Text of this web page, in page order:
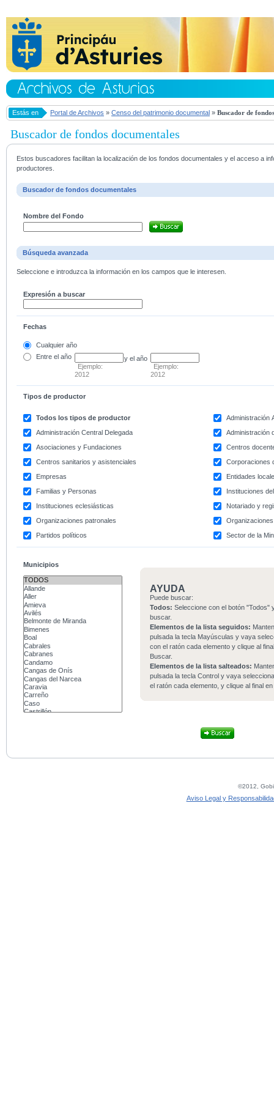
Estás en Portal de Archivos » Censo del patrimonio documental » Buscador de
Buscador de fondos documentales
Estos buscadores facilitan la localización de los fondos documentales y el acceso a
productores.
Buscador de fondos documentales
Nombre del Fondo
Búsqueda avanzada
Seleccione e introduzca la información en los campos que le interesen.
Expresión a buscar
Fechas
Cualquier año
Entre el año
Ejemplo:
2012
y el año
Ejemplo:
2012
Tipos de productor
Todos los tipos de productor
Administración
Administración Central Delegada
Administración
Asociaciones y Fundaciones
Centros
Centros sanitarios y asistenciales
Corporaciones
Empresas
Entidades
Familias y Personas
Instituciones
Instituciones eclesiásticas
Notariado y
Organizaciones patronales
Partidos políticos
Sector de la
Municipios
AYUDA
Puede buscar:
Todos: Seleccione con el botón "Todos"
buscar.
Elementos de la lista seguidos:
pulsada la tecla Mayúsculas y vaya
con el ratón cada elemento y clique al
Buscar.
Elementos de la lista salteados:
pulsada la tecla Control y vaya
el ratón cada elemento, y clique al final
©2012,
Aviso Legal y